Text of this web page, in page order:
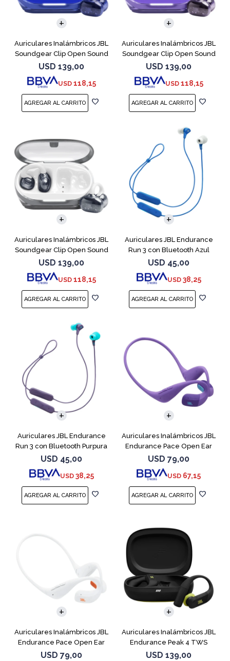
Auriculares Inalámbricos JBL
Soundgear Clip Open Sound
Azul
USD 139,00
USD 118,15
Auriculares Inalámbricos JBL
Soundgear Clip Open Sound
Purpl
USD 139,00
USD 118,15
Auriculares Inalámbricos JBL
Soundgear Clip Open Sound
Blanc
USD 139,00
USD 118,15
Auriculares JBL Endurance
Run 3 con Bluetooth Azul
USD 45,00
USD 38,25
Auriculares JBL Endurance
Run 3 con Bluetooth Purpura
USD 45,00
USD 38,25
Auriculares Inalámbricos JBL
Endurance Pace Open Ear
Purpura
USD 79,00
USD 67,15
Auriculares Inalámbricos JBL
Endurance Pace Open Ear
Blanco
USD 79,00
Auriculares Inalámbricos JBL
Endurance Peak 4 TWS
Negro
USD 139,00